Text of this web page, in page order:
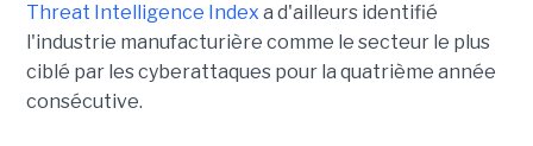
Threat Intelligence Index a d'ailleurs identifié
l'industrie manufacturière comme le secteur le plus
ciblé par les cyberattaques pour la quatrième année
consécutive.